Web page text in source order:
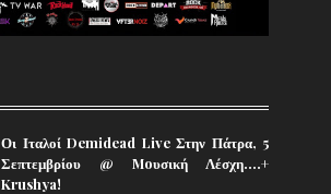
Οι Ιταλοί Demidead Live Στην Πάτρα, 5
Σεπτεμβρίου @ Moυσική Λέσχη….+
Krushya!